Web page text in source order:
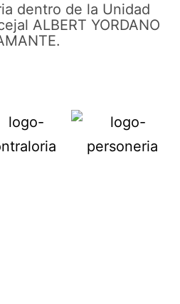
dentro de la Unidad
ALBERT YORDANO